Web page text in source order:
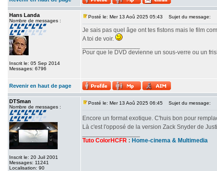
Hans Landa
Nombre de messages :
Inscrit le: 05 Sep 2014
Messages: 6796
Posté le: Mer 13 Aoû 2025 05:43 Sujet du message:
Je sais pas quel âge ont tes fistons mais le film
A toi de voir.
Pour que le DVD devienne un sous-verre ou un
Revenir en haut de page
DTSman
Nombre de messages :
Inscrit le: 20 Juil 2001
Messages: 11241
Localisation: 90
Posté le: Mer 13 Aoû 2025 06:45 Sujet du message:
Encore un format exotique. C'huis bon pour
Là c'est l'opposé de la version Zack Snyder de
Tuto ColorHCFR : Home-cinema & Multimedia